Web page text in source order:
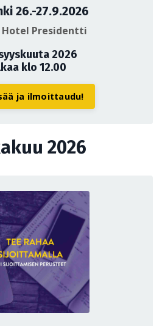
26.-27.9.2026
Hotel Presidentti
2026
klo 12.00
ja ilmoittaudu!
2026